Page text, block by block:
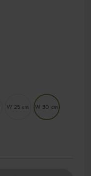
W 25 cm W 30 cm